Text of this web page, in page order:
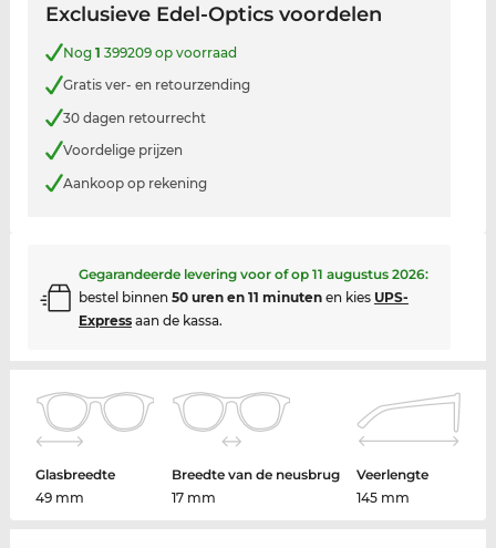
Exclusieve Edel-Optics voordelen
Nog 1 399209 op voorraad
Gratis ver- en retourzending
30 dagen retourrecht
Voordelige prijzen
Aankoop op rekening
Gegarandeerde levering voor of op 11 augustus 2026:
bestel binnen 50 uren en 11 minutenen kies UPS-
Expressaan de kassa.
Glasbreedte
49 mm
Breedte van de neusbrug
17 mm
Veerlengte
145 mm